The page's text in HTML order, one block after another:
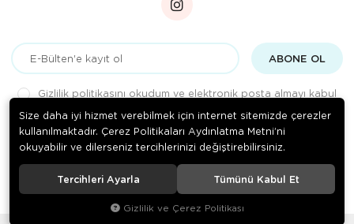
ABONE OL
Gizlilik politikasını okudum ve elektronik posta almayı kabul
© 2020Medizin Teknik. Tüm hakları saklıdır.
Size daha iyi hizmet verebilmek için internet sitemizde çerezler
kullanılmaktadır. Çerez Politikaları Aydınlatma Metni’ni
okuyabilir ve dilerseniz tercihlerinizi değiştirebilirsiniz.
Tercihleri Ayarla Tümünü Kabul Et
Gizlilik ve Çerez Politikası